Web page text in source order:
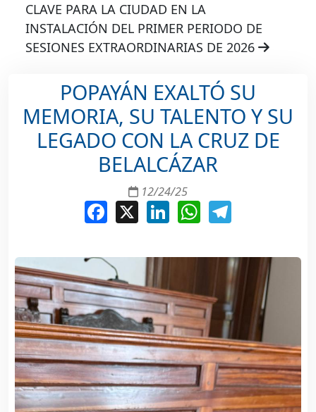
CLAVE PARA LA CIUDAD EN LA
INSTALACIÓN DEL PRIMER PERIODO DE
SESIONES EXTRAORDINARIAS DE 2026
POPAYÁN EXALTÓ SU
MEMORIA, SU TALENTO Y SU
LEGADO CON LA CRUZ DE
BELALCÁZAR
12/24/25
Facebook LinkedInWhatsApp